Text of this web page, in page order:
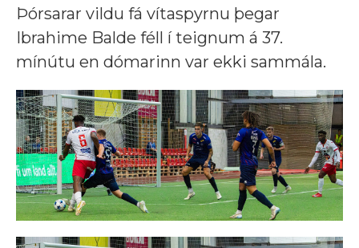
Þórsarar vildu fá vítaspyrnu þegar
Ibrahime Balde féll í teignum á 37.
mínútu en dómarinn var ekki sammála.